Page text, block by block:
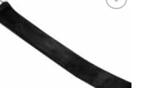
D’ENVIES